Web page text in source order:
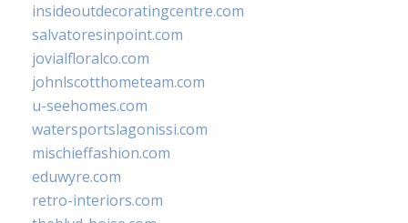
insideoutdecoratingcentre.com
salvatoresinpoint.com
jovialfloralco.com
johnlscotthometeam.com
u-seehomes.com
watersportslagonissi.com
mischieffashion.com
eduwyre.com
retro-interiors.com